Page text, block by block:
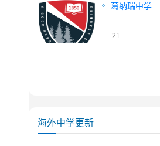
葛纳瑞中学
21
海外中学更新